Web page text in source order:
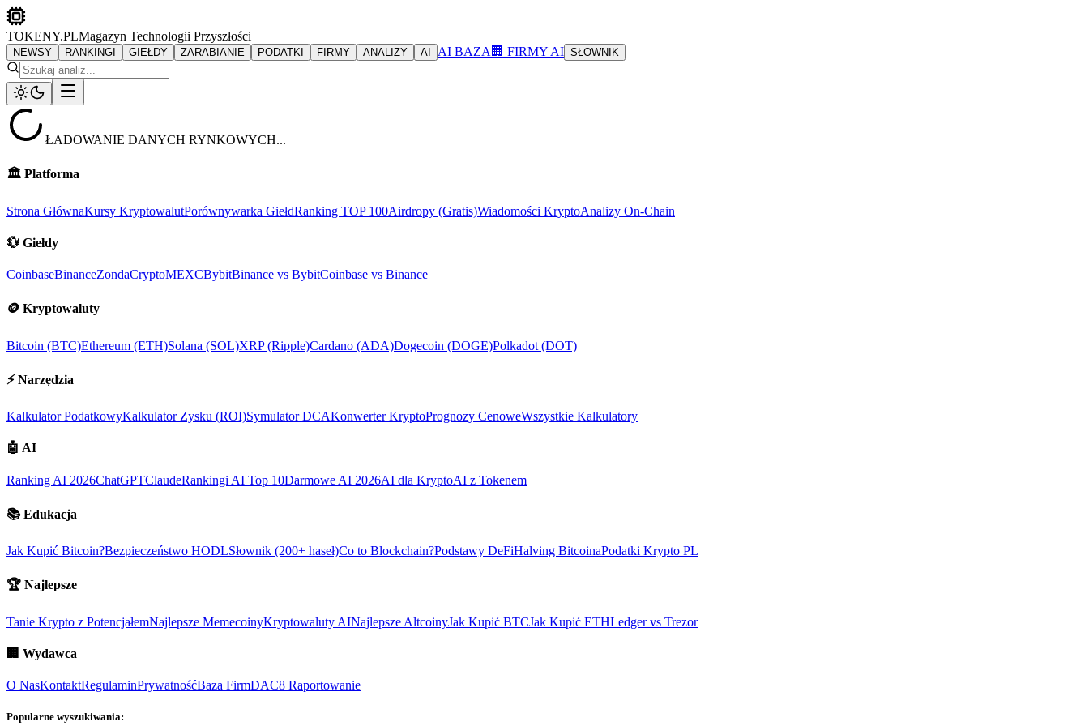
TOKENY.PLMagazyn Technologii Przyszłości
NEWSY RANKINGI GIEŁDY ZARABIANIE PODATKI FIRMY ANALIZY AI AI BAZA 🏢 FIRMY AI SŁOWNIK
ŁADOWANIE DANYCH RYNKOWYCH...
🏛️ Platforma
Strona GłównaKursy KryptowalutPorównywarka GiełdRanking TOP 100Airdropy (Gratis)Wiadomości KryptoAnalizy On-Chain
💱 Giełdy
CoinbaseBinanceZondaCryptoMEXCBybitBinance vs BybitCoinbase vs Binance
🪙 Kryptowaluty
Bitcoin (BTC)Ethereum (ETH)Solana (SOL)XRP (Ripple)Cardano (ADA)Dogecoin (DOGE)Polkadot (DOT)
⚡ Narzędzia
Kalkulator PodatkowyKalkulator Zysku (ROI)Symulator DCAKonwerter KryptoPrognozy CenoweWszystkie Kalkulatory
🤖 AI
Ranking AI 2026ChatGPTClaudeRankingi AI Top 10Darmowe AI 2026AI dla KryptoAI z Tokenem
📚 Edukacja
Jak Kupić Bitcoin?Bezpieczeństwo HODLSłownik (200+ haseł)Co to Blockchain?Podstawy DeFiHalving BitcoinaPodatki Krypto PL
🏆 Najlepsze
Tanie Krypto z PotencjałemNajlepsze MemecoinyKryptowaluty AINajlepsze AltcoinyJak Kupić BTCJak Kupić ETHLedger vs Trezor
🏢 Wydawca
O NasKontaktRegulaminPrywatnośćBaza FirmDAC8 Raportowanie
Popularne wyszukiwania: